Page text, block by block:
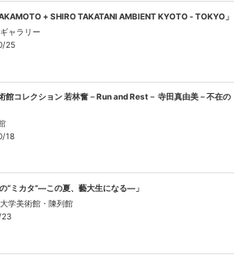
+ SHIRO TAKATANI AMBIENT KYOTO - TOKYO」
ャラリー
25
館コレクション 若林奮－Run and Rest－ 寺田真由美－不在の
18
の“ミカタ”―この夏、藝大生になる―」
学美術館・陳列館